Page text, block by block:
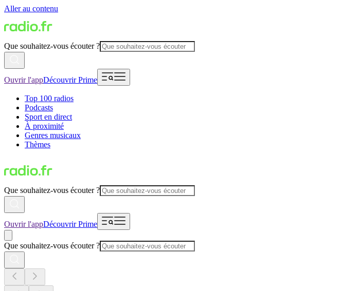
Aller au contenu
Que souhaitez-vous écouter ?
Ouvrir l'appDécouvrir Prime
Top 100 radios
Podcasts
Sport en direct
À proximité
Genres musicaux
Thèmes
Que souhaitez-vous écouter ?
Ouvrir l'appDécouvrir Prime
Que souhaitez-vous écouter ?